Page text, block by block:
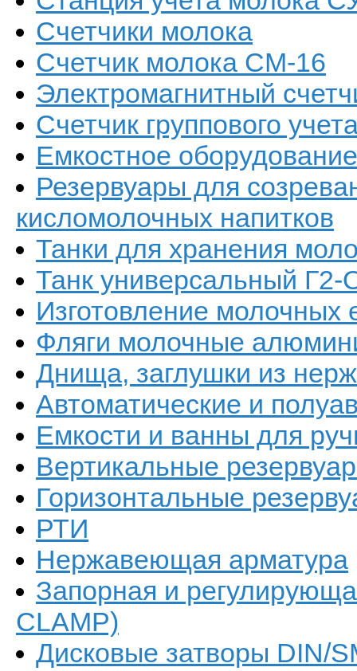
Счетчики молока
Счетчик молока СМ-16
Электромагнитный
Счетчик группового
Емкостное оборудование
Резервуары для
кисломолочных напитков
Танки для хранения
Танк универсальный
Изготовление молочных
Фляги молочные
Днища, заглушки из
Автоматические и
Емкости и ванны для
Вертикальные
Горизонтальные
РТИ
Нержавеющая арматура
Запорная и
CLAMP)
Дисковые затворы DIN/